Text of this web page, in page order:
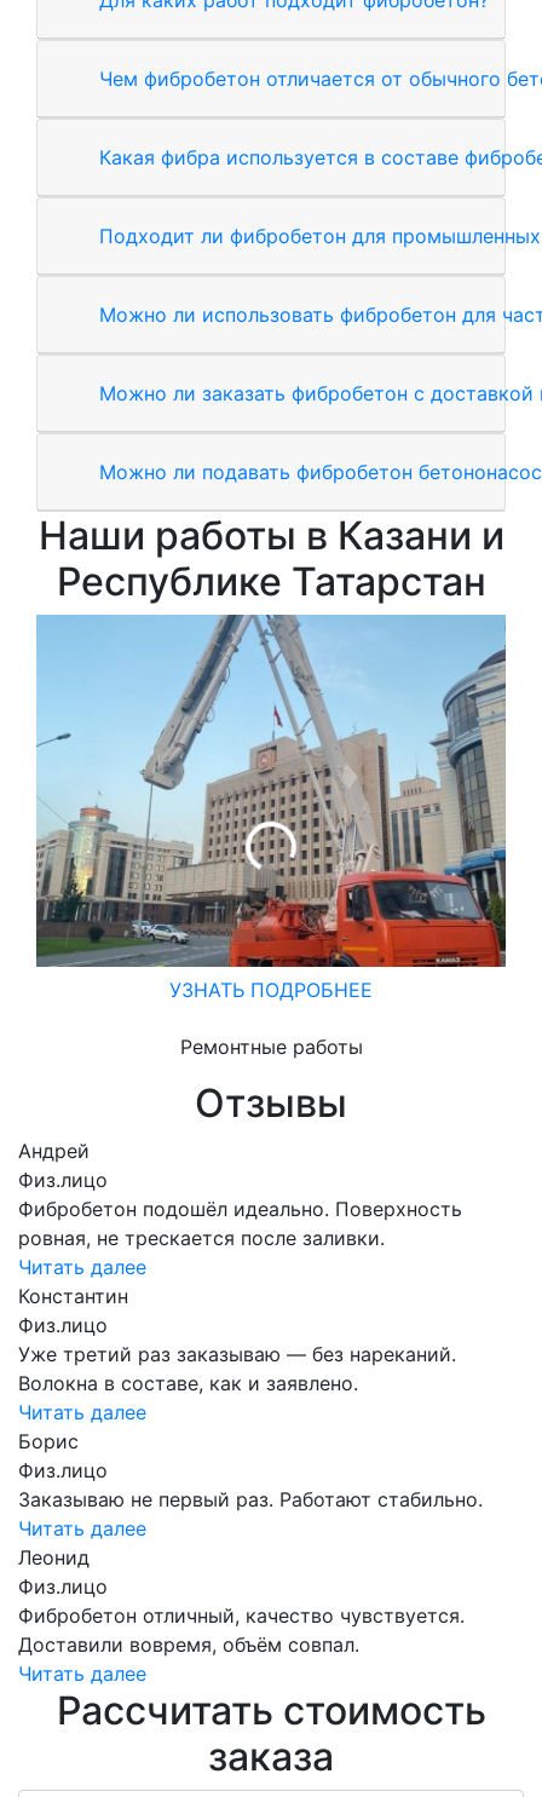
Чем фибробетон отличается от обычного
Какая фибра используется в составе
Подходит ли фибробетон для
Можно ли использовать фибробетон для
Можно ли заказать фибробетон с доставкой
Можно ли подавать фибробетон
Наши работы в Казани и
Республике Татарстан
УЗНАТЬ ПОДРОБНЕЕ
Ремонтные работы
Отзывы
Андрей
Физ.лицо
Фибробетон подошёл идеально. Поверхность
ровная, не трескается после заливки.
Читать далее
Константин
Физ.лицо
Уже третий раз заказываю — без нареканий.
Волокна в составе, как и заявлено.
Читать далее
Борис
Физ.лицо
Заказываю не первый раз. Работают стабильно.
Читать далее
Леонид
Физ.лицо
Фибробетон отличный, качество чувствуется.
Доставили вовремя, объём совпал.
Читать далее
Рассчитать стоимость
заказа